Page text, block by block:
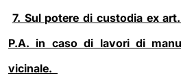
7. Sul potere di custodia ex
P.A. in caso di lavori di
vicinale.